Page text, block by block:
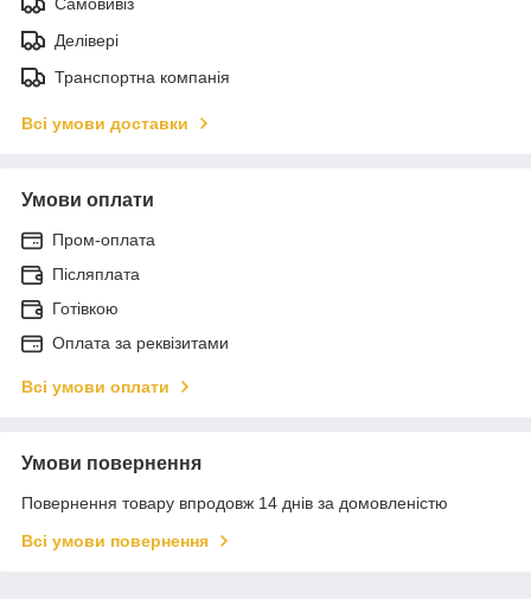
Самовивіз
Делівері
Транспортна компанія
Всі умови доставки
Умови оплати
Пром-оплата
Післяплата
Готівкою
Оплата за реквізитами
Всі умови оплати
Умови повернення
Повернення товару впродовж 14 днів за домовленістю
Всі умови повернення